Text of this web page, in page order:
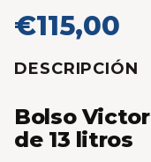
€115,00
DESCRIPCIÓN
Bolso
de 13 litros